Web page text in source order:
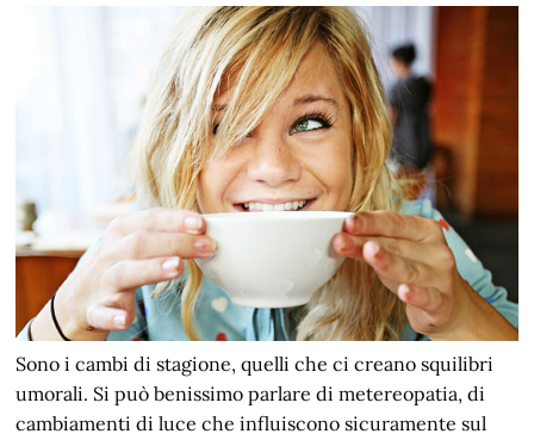
Sono i cambi di stagione, quelli che ci creano squilibri
umorali. Si può benissimo parlare di metereopatia, di
cambiamenti di luce che influiscono sicuramente sul